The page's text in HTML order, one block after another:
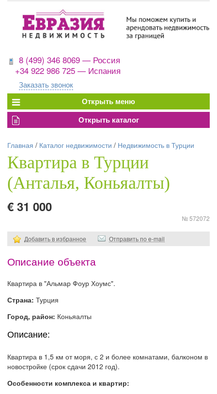
8 (499) 346 8069 — Россия
+34 922 986 725 — Испания
Заказать звонок
Главная / Каталог недвижимости / Недвижимость в Турции
Квартира в Турции
(Анталья, Коньяалты)
€ 31 000
№ 572072
Добавить в избранное Отправить по e-mail
Описание объекта
Квартира в "Альмар Фоур Хоумс".
Страна: Турция
Город, район: Коньяалты
Описание:
Квартира в 1,5 км от моря, с 2 и более комнатами, балконом в
новостройке (срок сдачи 2012 год).
Особенности комплекса и квартир: